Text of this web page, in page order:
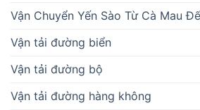
Vận Chuyển Yến Sào Từ Cà Mau
Vận tải đường biển
Vận tải đường bộ
Vận tải đường hàng không